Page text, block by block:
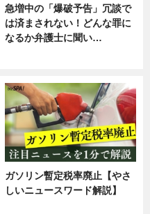
急増中の「爆破予告」冗談で
は済まされない！どんな罪に
なるか弁護士に聞い…
ガソリン暫定税率廃止【やさ
しいニュースワード解説】